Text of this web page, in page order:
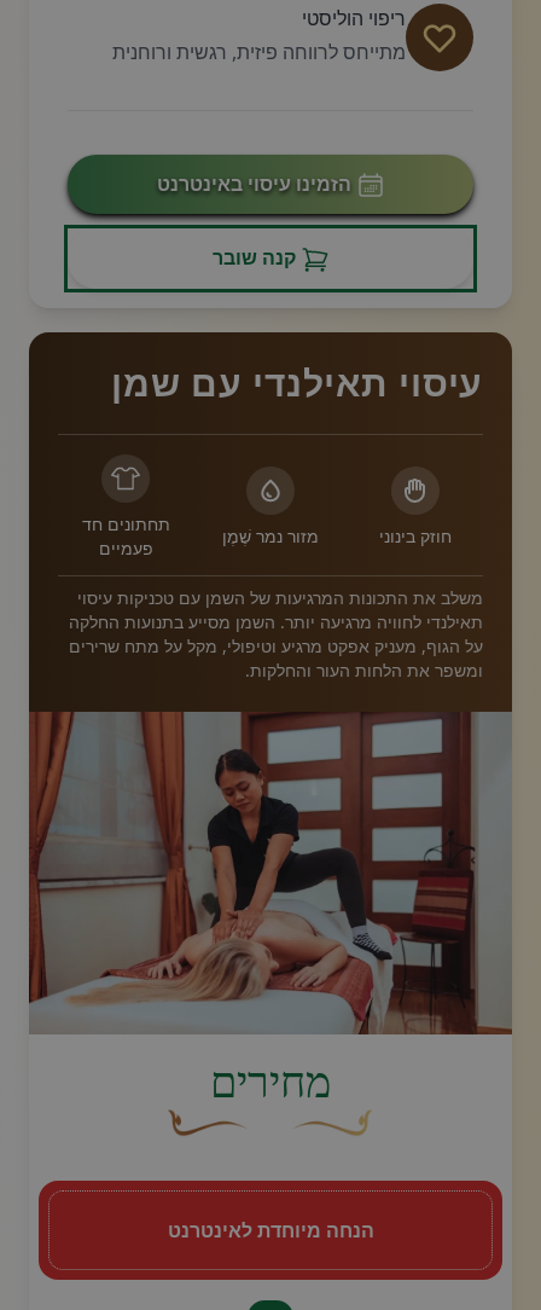
ריפוי הוליסטי
מתייחס לרווחה פיזית, רגשית ורוחנית
הזמינו עיסוי באינטרנט
קנה שובר
עיסוי תאילנדי עם שמן
חוזק בינוני מזור נמר שֶׁמֶן
תחתונים חד
פעמיים
משלב את התכונות המרגיעות של השמן עם טכניקות עיסוי
תאילנדי לחוויה מרגיעה יותר. השמן מסייע בתנועות החלקה
על הגוף, מעניק אפקט מרגיע וטיפולי, מקל על מתח שרירים
ומשפר את הלחות העור והחלקות.
מחירים
הנחה מיוחדת לאינטרנט